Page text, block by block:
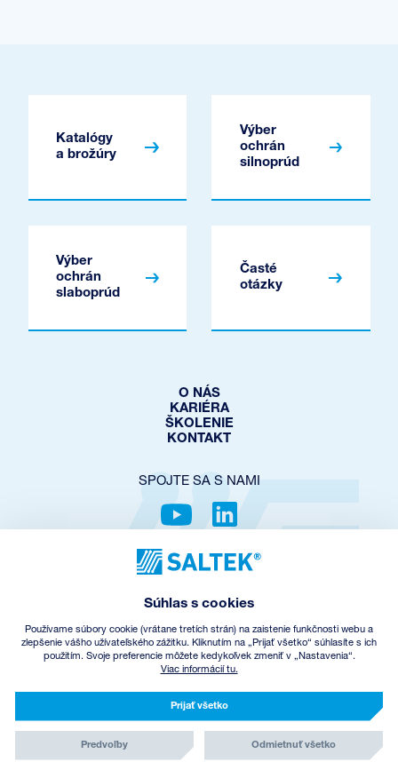
Katalógy
a brožúry
Výber
ochrán
silnoprúd
Výber
ochrán
slaboprúd
Časté
otázky
O NÁS
KARIÉRA
ŠKOLENIE
KONTAKT
SPOJTE SA S NAMI
OCHRANA SÚKROMIA
NASTAVENIE COOKIES
SPÄTNÝ ODBER EEZ
© Copyright2026SALTEK a.s.
CREATED BY INCUBE
Súhlas s cookies
Používame súbory cookie (vrátane tretích strán) na zaistenie funkčnosti webu a
zlepšenie vášho užívateľského zážitku. Kliknutím na „Prijať všetko“ súhlasíte s ich
použitím. Svoje preferencie môžete kedykoľvek zmeniť v „Nastavenia“.
Viac informácií tu.
Predvoľby Odmietnuť všetko
Prijať všetko